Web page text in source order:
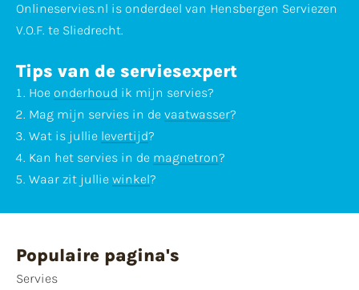
Onlineservies.nl is onderdeel van Hensbergen Serviezen
V.O.F. te Sliedrecht.
Tips van de serviesexpert
Hoe onderhoud ik mijn servies?
Mag mijn servies in de vaatwasser?
Wat is jullie levertijd?
Kan het servies in de magnetron?
Waar zit jullie winkel?
Populaire pagina's
Servies